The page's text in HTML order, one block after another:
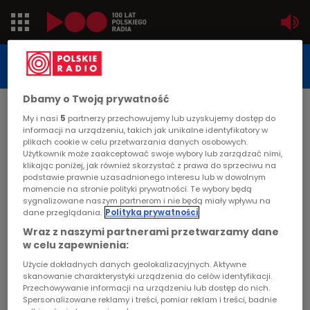
Jedynka
Dwójka
Trójka
Czwórka
PR24
Poland
Kierowcy
Dzieci
STUDIO REPORTAŻU
POLSKIEGO RADIA
1985-09-27
STRONA GŁÓWNA>ARTYKUŁ
Moje Mazury
STUDIO REPORTAŻU I DOKUMENTU
Moje Mazury
Dbamy o Twoją prywatność
My i nasi 5 partnerzy przechowujemy lub uzyskujemy dostęp do
informacji na urządzeniu, takich jak unikalne identyfikatory w
plikach cookie w celu przetwarzania danych osobowych.
Użytkownik może zaakceptować swoje wybory lub zarządzać nimi,
klikając poniżej, jak również skorzystać z prawa do sprzeciwu na
podstawie prawnie uzasadnionego interesu lub w dowolnym
momencie na stronie polityki prywatności. Te wybory będą
sygnalizowane naszym partnerom i nie będą miały wpływu na
dane przeglądania. Polityka prywatności
Wraz z naszymi partnerami przetwarzamy dane
w celu zapewnienia:
Użycie dokładnych danych geolokalizacyjnych. Aktywne
skanowanie charakterystyki urządzenia do celów identyfikacji.
Przechowywanie informacji na urządzeniu lub dostęp do nich.
Spersonalizowane reklamy i treści, pomiar reklam i treści, badnie